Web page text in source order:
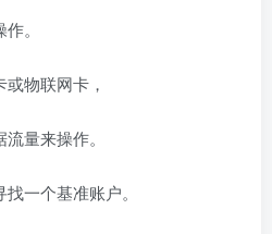
。
物联网卡，
量来操作。
一个基准账户。